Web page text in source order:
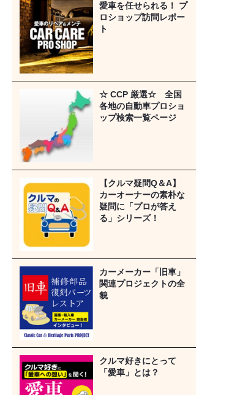
愛車を任せられる！ プ
ロショップ訪問レポー
ト
☆ CCP 厳選☆ 全国
各地の自動車プロショ
ップ検索一覧ページ
【クルマ疑問Q＆A】
カーオーナーの素朴な
疑問に「プロが答え
る」シリーズ！
カーメーカー「旧車」
関連プロジェクトの全
貌
クルマ好きにとって
「愛車」とは？